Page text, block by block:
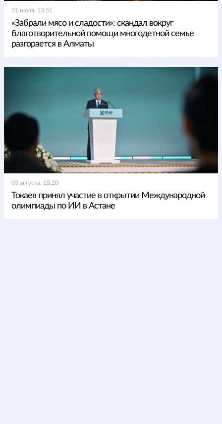
31 июля, 13:51
«Забрали мясо и сладости»: скандал вокруг
благотворительной помощи многодетной семье
разгорается в Алматы
03 августа, 15:20
Токаев принял участие в открытии Международной
олимпиады по ИИ в Астане